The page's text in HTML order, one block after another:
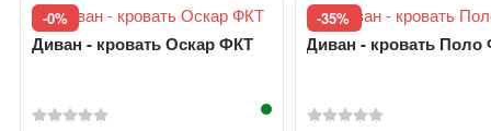
-0%
Диван - кровать Оскар ФКТ
-35%
Диван - кровать